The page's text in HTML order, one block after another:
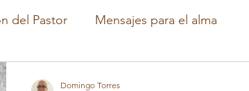
del Pastor Mensajes para el alma
Domingo Torres